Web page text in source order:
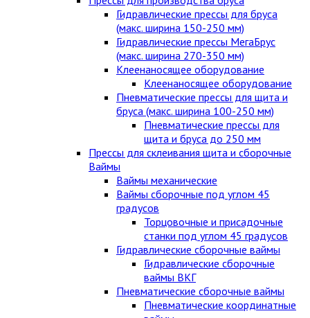
Гидравлические прессы для бруса
(макс. ширина 150-250 мм)
Гидравлические прессы МегаБрус
(макс. ширина 270-350 мм)
Клеенаносящее оборудование
Клеенаносящее оборудование
Пневматические прессы для щита и
бруса (макс. ширина 100-250 мм)
Пневматические прессы для
щита и бруса до 250 мм
Прессы для склеивания щита и сборочные
Ваймы
Ваймы механические
Ваймы сборочные под углом 45
градусов
Торцовочные и присадочные
станки под углом 45 градусов
Гидравлические сборочные ваймы
Гидравлические сборочные
ваймы ВКГ
Пневматические сборочные ваймы
Пневматические координатные